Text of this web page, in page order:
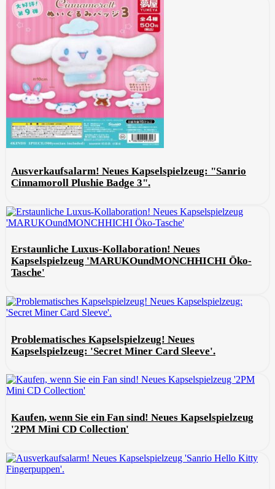
Ausverkaufsalarm! Neues Kapselspielzeug: "Sanrio
Cinnamoroll Plushie Badge 3".
Erstaunliche Luxus-Kollaboration! Neues
Kapselspielzeug 'MARUKOundMONCHHICHI Öko-
Tasche'
Problematisches Kapselspielzeug! Neues
Kapselspielzeug: 'Secret Miner Card Sleeve'.
Kaufen, wenn Sie ein Fan sind! Neues Kapselspielzeug
'2PM Mini CD Collection'